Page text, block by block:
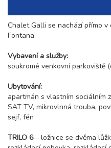
Chalet Galli se nachází přímo
Fontana.
Vybavení a služby:
soukromé venkovní parkoviště
Ubytování:
apartmán s vlastním sociálním
SAT TV, mikrovlnná trouba,
sejf, fén
TRILO 6– ložnice se dvěma